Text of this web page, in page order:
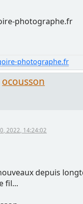
photographe.fr
photographe.fr
ocousson
2022, 14:24:02
depuis
fil...